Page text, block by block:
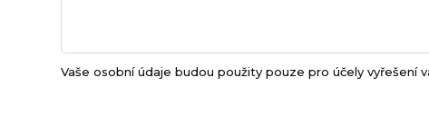
Vaše osobní údaje budou použity pouze pro účely vyřešení